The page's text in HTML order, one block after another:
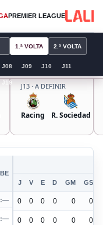
PREMIER LEAGUE
1.ª VOLTA 2.ª VOLTA
J08 J09 J10 J11
J 19
Racing R. Sociedad
J13 · A DEFINIR
J
V E D GM GS
— 0 0 0 0 0 0
— 0 0 0 0 0 0